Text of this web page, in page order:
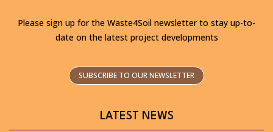
Please sign up for the Waste4Soil newsletter to stay up-to-
date on the latest project developments
SUBSCRIBE TO OUR NEWSLETTER
LATEST NEWS